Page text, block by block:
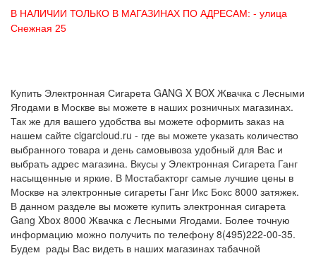
В НАЛИЧИИ ТОЛЬКО В МАГАЗИНАХ ПО АДРЕСАМ: - улица
Снежная 25
Купить Электронная Сигарета GANG X BOX Жвачка с Лесными
Ягодами в Москве вы можете в наших розничных магазинах.
Так же для вашего удобства вы можете оформить заказ на
нашем сайте cigarcloud.ru - где вы можете указать количество
выбранного товара и день самовывоза удобный для Вас и
выбрать адрес магазина. Вкусы у Электронная Сигарета Ганг
насыщенные и яркие. В Мостабакторг самые лучшие цены в
Москве на электронные сигареты Ганг Икс Бокс 8000 затяжек.
В данном разделе вы можете купить электронная сигарета
Gang Xbox 8000 Жвачка с Лесными Ягодами. Более точную
информацию можно получить по телефону 8(495)222-00-35.
Будем рады Вас видеть в наших магазинах табачной